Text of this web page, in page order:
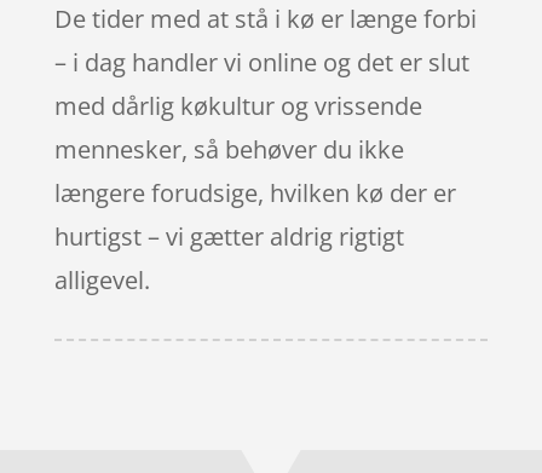
De tider med at stå i kø er længe forbi
– i dag handler vi online og det er slut
med dårlig køkultur og vrissende
mennesker, så behøver du ikke
længere forudsige, hvilken kø der er
hurtigst – vi gætter aldrig rigtigt
alligevel.